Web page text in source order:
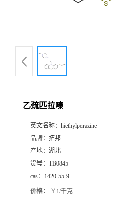
乙巯匹拉嗪
英文名称： hiethylperazine
品牌： 拓邦
产地： 湖北
货号： TB0845
cas： 1420-55-9
价格： ￥1/千克